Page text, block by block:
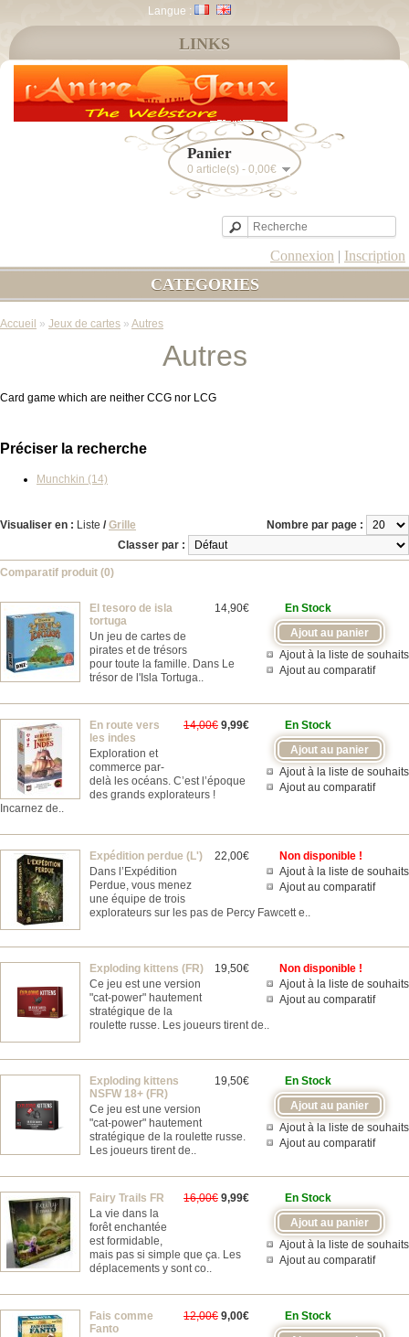
Langue :
Panier
0 article(s) - 0,00€
Connexion | Inscription
LINKS
CATEGORIES
Accueil » Jeux de cartes » Autres
Autres
Card game which are neither CCG nor LCG
Préciser la recherche
Munchkin (14)
Visualiser en : Liste / Grille
Nombre par page :
Classer par :
Comparatif produit (0)
En Stock
Ajout à la liste de souhaits
Ajout au comparatif
14,90€
El tesoro de isla
tortuga
Un jeu de cartes de
pirates et de trésors
pour toute la famille. Dans Le
trésor de l'Isla Tortuga..
En Stock
Ajout à la liste de souhaits
Ajout au comparatif
14,00€ 9,99€
En route vers
les indes
Exploration et
commerce par-
delà les océans. C’est l’époque
des grands explorateurs !
Incarnez de..
Non disponible !
Ajout à la liste de souhaits
Ajout au comparatif
22,00€
Expédition perdue (L')
Dans l’Expédition
Perdue, vous menez
une équipe de trois
explorateurs sur les pas de Percy Fawcett e..
Non disponible !
Ajout à la liste de souhaits
Ajout au comparatif
19,50€
Exploding kittens (FR)
Ce jeu est une version
"cat-power" hautement
stratégique de la
roulette russe. Les joueurs tirent de..
En Stock
Ajout à la liste de souhaits
Ajout au comparatif
19,50€
Exploding kittens
NSFW 18+ (FR)
Ce jeu est une version
"cat-power" hautement
stratégique de la roulette russe.
Les joueurs tirent de..
En Stock
Ajout à la liste de souhaits
Ajout au comparatif
16,00€ 9,99€
Fairy Trails FR
La vie dans la
forêt enchantée
est formidable,
mais pas si simple que ça. Les
déplacements y sont co..
En Stock
12,00€ 9,00€
Fais comme
Fanto